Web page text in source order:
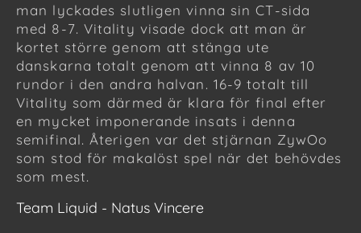
man lyckades slutligen vinna sin CT-sida
med 8-7. Vitality visade dock att man är
kortet större genom att stänga ute
danskarna totalt genom att vinna 8 av 10
rundor i den andra halvan. 16-9 totalt till
Vitality som därmed är klara för final efter
en mycket imponerande insats i denna
semifinal. Återigen var det stjärnan ZywOo
som stod för makalöst spel när det behövdes
som mest.
Team Liquid - Natus Vincere